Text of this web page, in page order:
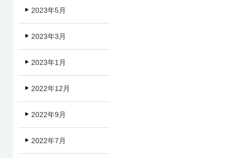
2023年5月
2023年3月
2023年1月
2022年12月
2022年9月
2022年7月